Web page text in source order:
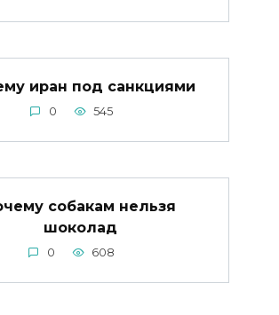
иран под санкциями
0 545
собакам нельзя
шоколад
0 608